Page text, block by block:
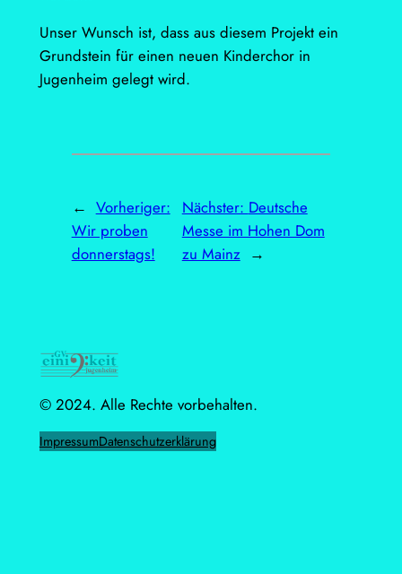
Unser Wunsch ist, dass aus diesem Projekt ein
Grundstein für einen neuen Kinderchor in
Jugenheim gelegt wird.
← Vorheriger:
Wir proben
donnerstags!
Nächster: Deutsche
Messe im Hohen Dom
zu Mainz →
© 2024. Alle Rechte vorbehalten.
ImpressumDatenschutzerklärung